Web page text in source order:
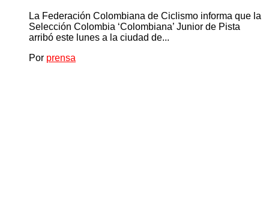
La Federación Colombiana de Ciclismo informa que la
Selección Colombia ‘Colombiana’ Junior de Pista
arribó este lunes a la ciudad de...
Por prensa